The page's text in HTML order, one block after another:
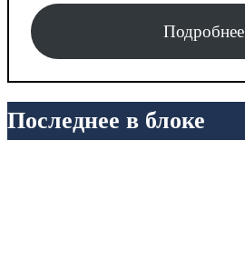
Подробнее
Последнее в блоке